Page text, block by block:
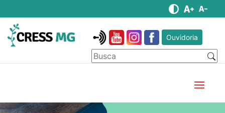
Ouvidoria